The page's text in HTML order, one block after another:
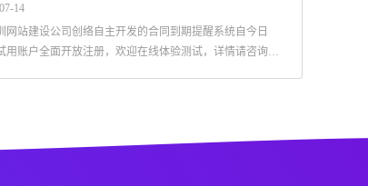
圳微信小程序定制开发的报价问题，是很多有开发需求的公司
注重的问题之一，这关系到公司的资金投入情况与开发风险的
是深圳微信小程序开发项目的现实的基础问题
14
网站建设公司创络自主开发的合同到期提醒系统自今日
用账户全面开放注册，欢迎在线体验测试，详情请咨询：